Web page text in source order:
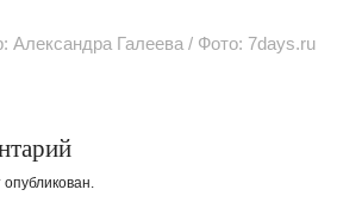
Александра Галеева / Фото: 7days.ru